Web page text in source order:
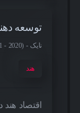
توسعه
نایک - (2020 - 2011)
هند
اقتصاد